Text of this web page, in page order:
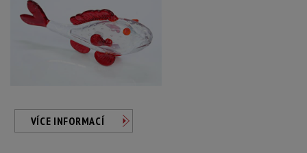
VÍCE INFORMACÍ